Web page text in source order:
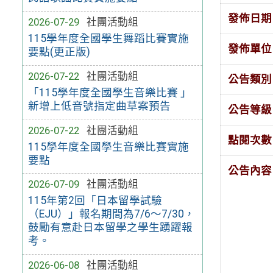
2026-07-29
社團活動組
115學年度全國學生舞蹈比賽實施
要點(更正版)
2026-07-22
社團活動組
「115學年度全國學生音樂比賽 」
新增上低音號指定曲草案預告
2026-07-22
社團活動組
115學年度全國學生音樂比賽實施
要點
2026-07-09
社團活動組
115年第2回「日本留學試驗
（EJU）」報名期間為7/6～7/30，
鼓勵有意赴日本留學之學生踴躍報
考。
2026-06-08
社團活動組
發佈日期
發佈單位
公告類別
公告等級
點閱次數
公告內容